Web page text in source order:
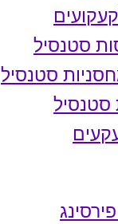
סטנסיל
סטנסיל
סטנסיל